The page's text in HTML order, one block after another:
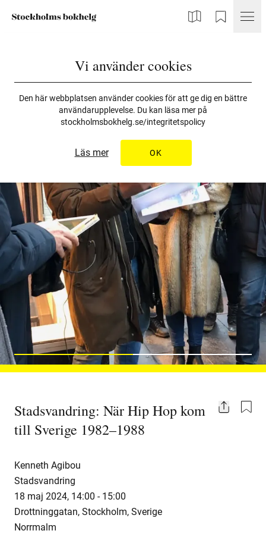
Karta Min Bokhelg
Slide to0 Slide to1
Stadsvandring: När Hip Hop kom
till Sverige 1982–1988
Share
Kenneth Agibou
Stadsvandring
18 maj 2024, 14:00 - 15:00
Drottninggatan, Stockholm, Sverige
Norrmalm
Vi använder cookies
Den här webbplatsen använder cookies för att ge dig en bättre
användarupplevelse. Du kan läsa mer på
stockholmsbokhelg.se/integritetspolicy
Läs mer OK